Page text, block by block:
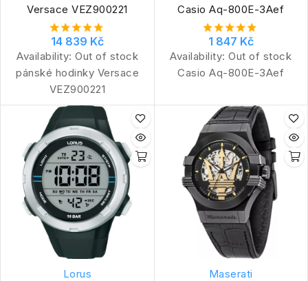
Versace VEZ900221
14 839 Kč
Availability: Out of stock
pánské hodinky Versace
VEZ900221
Casio Aq-800E-3Aef
1 847 Kč
Availability: Out of stock
Casio Aq-800E-3Aef
Lorus
Maserati